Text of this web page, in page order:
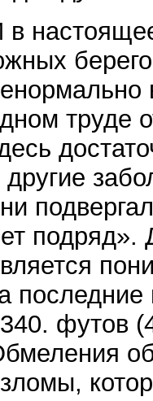
в
труде
другие
подряд».
футов